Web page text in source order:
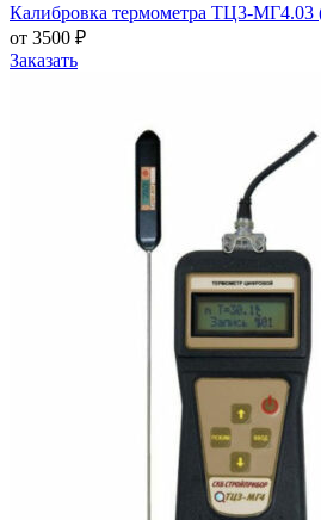
Калибровка термометра ТЦ3-МГ4.03
от 3500 ₽
Заказать